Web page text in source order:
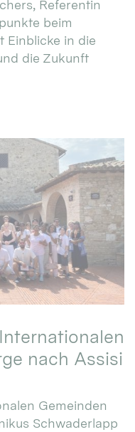
Referentin
beim
Einblicke in die
die Zukunft
nach Assisi
Gemeinden
Schwaderlapp